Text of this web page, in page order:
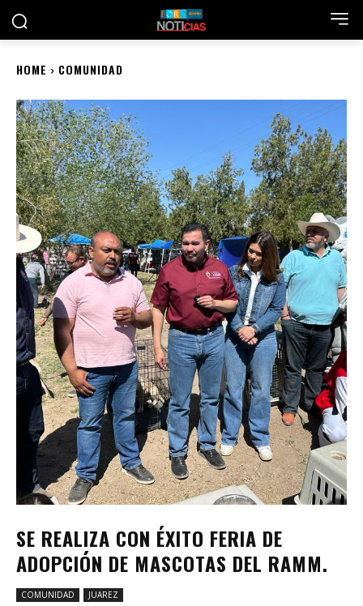
HOME COMUNIDAD
SE REALIZA CON ÉXITO FERIA DE
ADOPCIÓN DE MASCOTAS DEL RAMM.
COMUNIDAD JUAREZ